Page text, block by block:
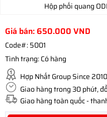
Hộp phối quang
Giá bán: 650.000 VND
Code#:5001
Tình trạng:Có hàng
Hợp Nhất Group Since 2010
Giao hàng trong 30 phút,
Giao hàng toàn quốc -